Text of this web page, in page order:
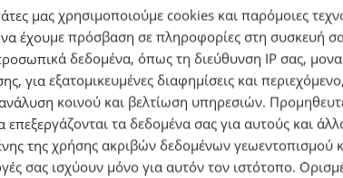
μας χρησιμοποιούμε cookies και παρόμοιες
έχουμε πρόσβαση σε πληροφορίες στη συσκευή
δεδομένα, όπως τη διεύθυνση IP σας,
για εξατομικευμένες διαφημίσεις και
κοινού και βελτίωση υπηρεσιών.
επεξεργάζονται τα δεδομένα σας για αυτούς και
της χρήσης ακριβών δεδομένων γεωεντοπισμού
σας ισχύουν μόνο για αυτόν τον ιστότοπο.